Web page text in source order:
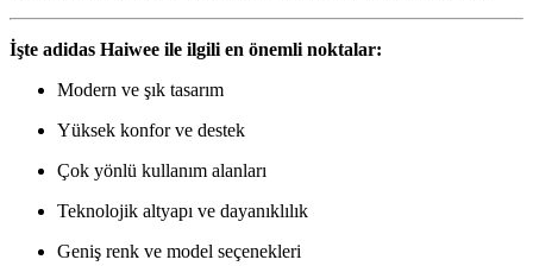
İşte adidas Haiwee ile ilgili en önemli noktalar:
Modern ve şık tasarım
Yüksek konfor ve destek
Çok yönlü kullanım alanları
Teknolojik altyapı ve dayanıklılık
Geniş renk ve model seçenekleri